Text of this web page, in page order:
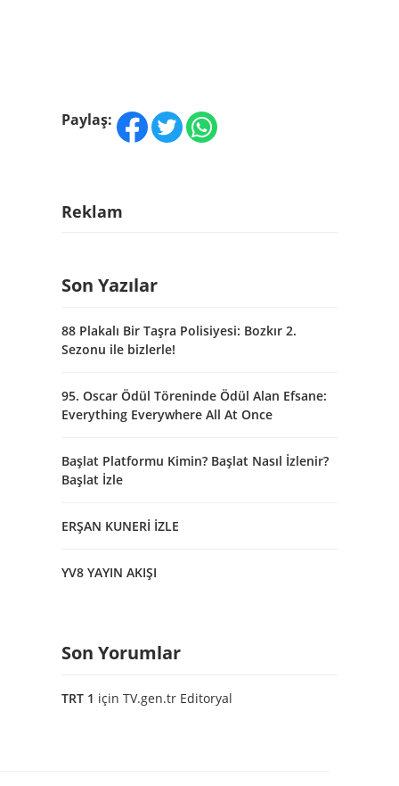
Paylaş:
Reklam
Son Yazılar
88 Plakalı Bir Taşra Polisiyesi: Bozkır 2.
Sezonu ile bizlerle!
95. Oscar Ödül Töreninde Ödül Alan Efsane:
Everything Everywhere All At Once
Başlat Platformu Kimin? Başlat Nasıl İzlenir?
Başlat İzle
ERŞAN KUNERİ İZLE
YV8 YAYIN AKIŞI
Son Yorumlar
TRT 1 için TV.gen.tr Editoryal